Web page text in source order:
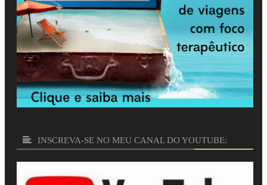
INSCREVA-SE NO MEU CANAL DO YOUTUBE: